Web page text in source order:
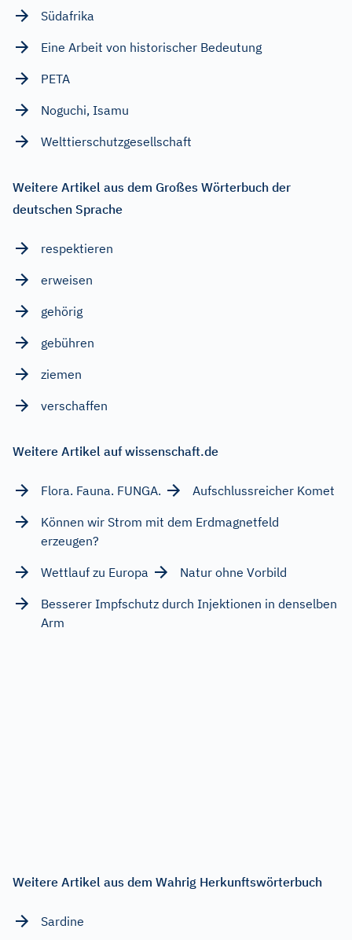
Südafrika
Eine Arbeit von historischer Bedeutung
PETA
Noguchi, Isamu
Welttierschutzgesellschaft
Weitere Artikel aus dem Großes Wörterbuch der
deutschen Sprache
respektieren
erweisen
gehörig
gebühren
ziemen
verschaffen
Weitere Artikel auf wissenschaft.de
Flora. Fauna. FUNGA.
Aufschlussreicher Komet
Können wir Strom mit dem Erdmagnetfeld
erzeugen?
Wettlauf zu Europa
Natur ohne Vorbild
Besserer Impfschutz durch Injektionen in denselben
Arm
Weitere Artikel aus dem Wahrig Herkunftswörterbuch
Sardine